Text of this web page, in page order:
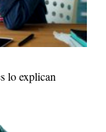
lo explican